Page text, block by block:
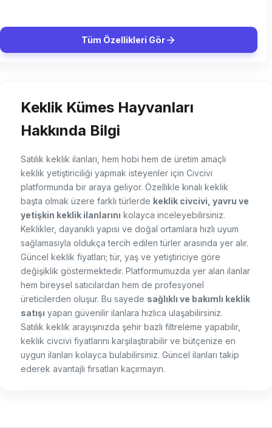
Tüm Özellikleri Gör
Keklik Kümes Hayvanları
Hakkında Bilgi
Satılık keklik ilanları, hem hobi hem de üretim amaçlı
keklik yetiştiriciliği yapmak isteyenler için Civcivi
platformunda bir araya geliyor. Özellikle kınalı keklik
başta olmak üzere farklı türlerde keklik civcivi, yavru ve
yetişkin keklik ilanlarını kolayca inceleyebilirsiniz.
Keklikler, dayanıklı yapısı ve doğal ortamlara hızlı uyum
sağlamasıyla oldukça tercih edilen türler arasında yer alır.
Güncel keklik fiyatları; tür, yaş ve yetiştiriciye göre
değişiklik göstermektedir. Platformumuzda yer alan ilanlar
hem bireysel satıcılardan hem de profesyonel
üreticilerden oluşur. Bu sayede sağlıklı ve bakımlı keklik
satışı yapan güvenilir ilanlara hızlıca ulaşabilirsiniz.
Satılık keklik arayışınızda şehir bazlı filtreleme yapabilir,
keklik civcivi fiyatlarını karşılaştırabilir ve bütçenize en
uygun ilanları kolayca bulabilirsiniz. Güncel ilanları takip
ederek avantajlı fırsatları kaçırmayın.